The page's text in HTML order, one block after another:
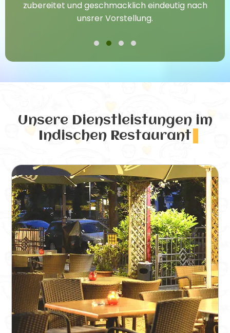
zubereitet und geschmacklich eindeutig nach
unsrer Vorstellung.
Unsere Dienstleistungen im
Indischen Restaurant